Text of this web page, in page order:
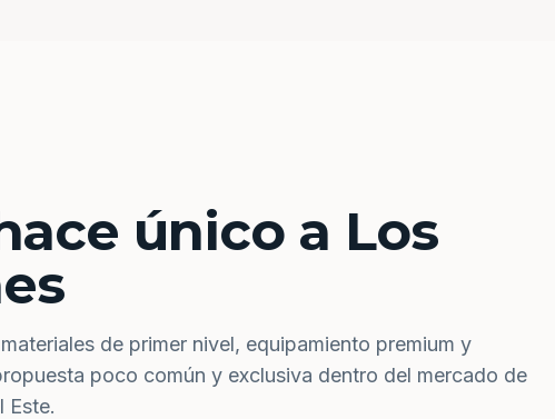
único a Los
de primer nivel, equipamiento premium y
poco común y exclusiva dentro del mercado de
Este.